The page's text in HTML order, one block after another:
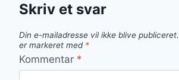
Skriv et svar
Din e-mailadresse vil ikke blive publiceret.
er markeret med *
Kommentar *